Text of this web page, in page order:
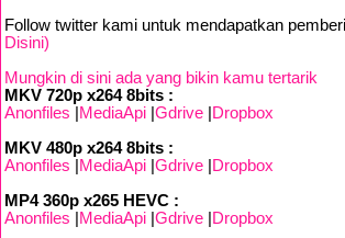
Follow twitter kami untuk mendapatkan
Disini)
Mungkin di sini ada yang bikin kamu tertarik
MKV 720p x264 8bits :
Anonfiles
MediaApi Gdrive
Dropbox
MKV 480p x264 8bits :
Anonfiles
MediaApi Gdrive
Dropbox
MP4 360p x265 HEVC :
Anonfiles
MediaApi Gdrive
Dropbox